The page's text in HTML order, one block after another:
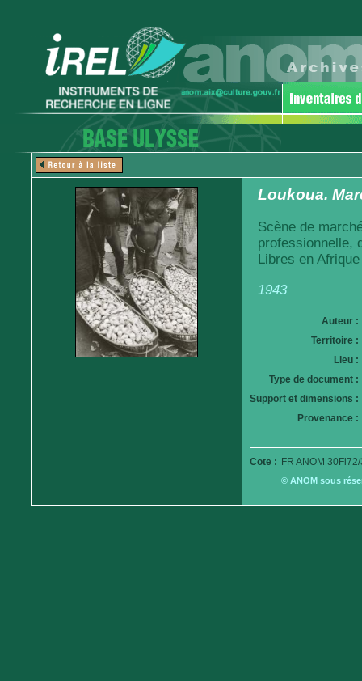
Loukoua.
Scène de
professionnelle,
Libres en
1943
Auteur :
Territoire :
Lieu :
Type de document :
Support et dimensions :
Provenance :
Cote : FR ANOM
© ANOM sous